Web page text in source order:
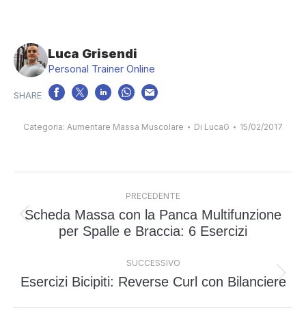
Luca Grisendi
Personal Trainer Online
Categoria: Aumentare Massa Muscolare Di LucaG 15/02/2017
tra
PRECEDENTE
Post
Scheda Massa con la Panca Multifunzione
per Spalle e Braccia: 6 Esercizi
SUCCESSIVO
Prossimo
post:
Esercizi Bicipiti: Reverse Curl con Bilanciere